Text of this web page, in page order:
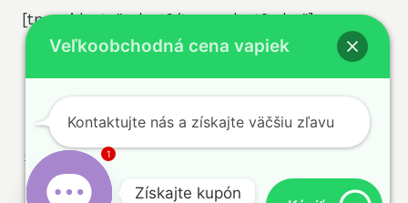
[tpe widget="select2/tpw_select2.php"]
Podmienky Zásady
ochrany osobných údajov
Zásady používania
© 2026
sigvape.com -
WordPress Téma
Veľkoobchodná cena vapiek
Kontaktujte nás a získajte väčšiu zľavu
Získajte kupón
1